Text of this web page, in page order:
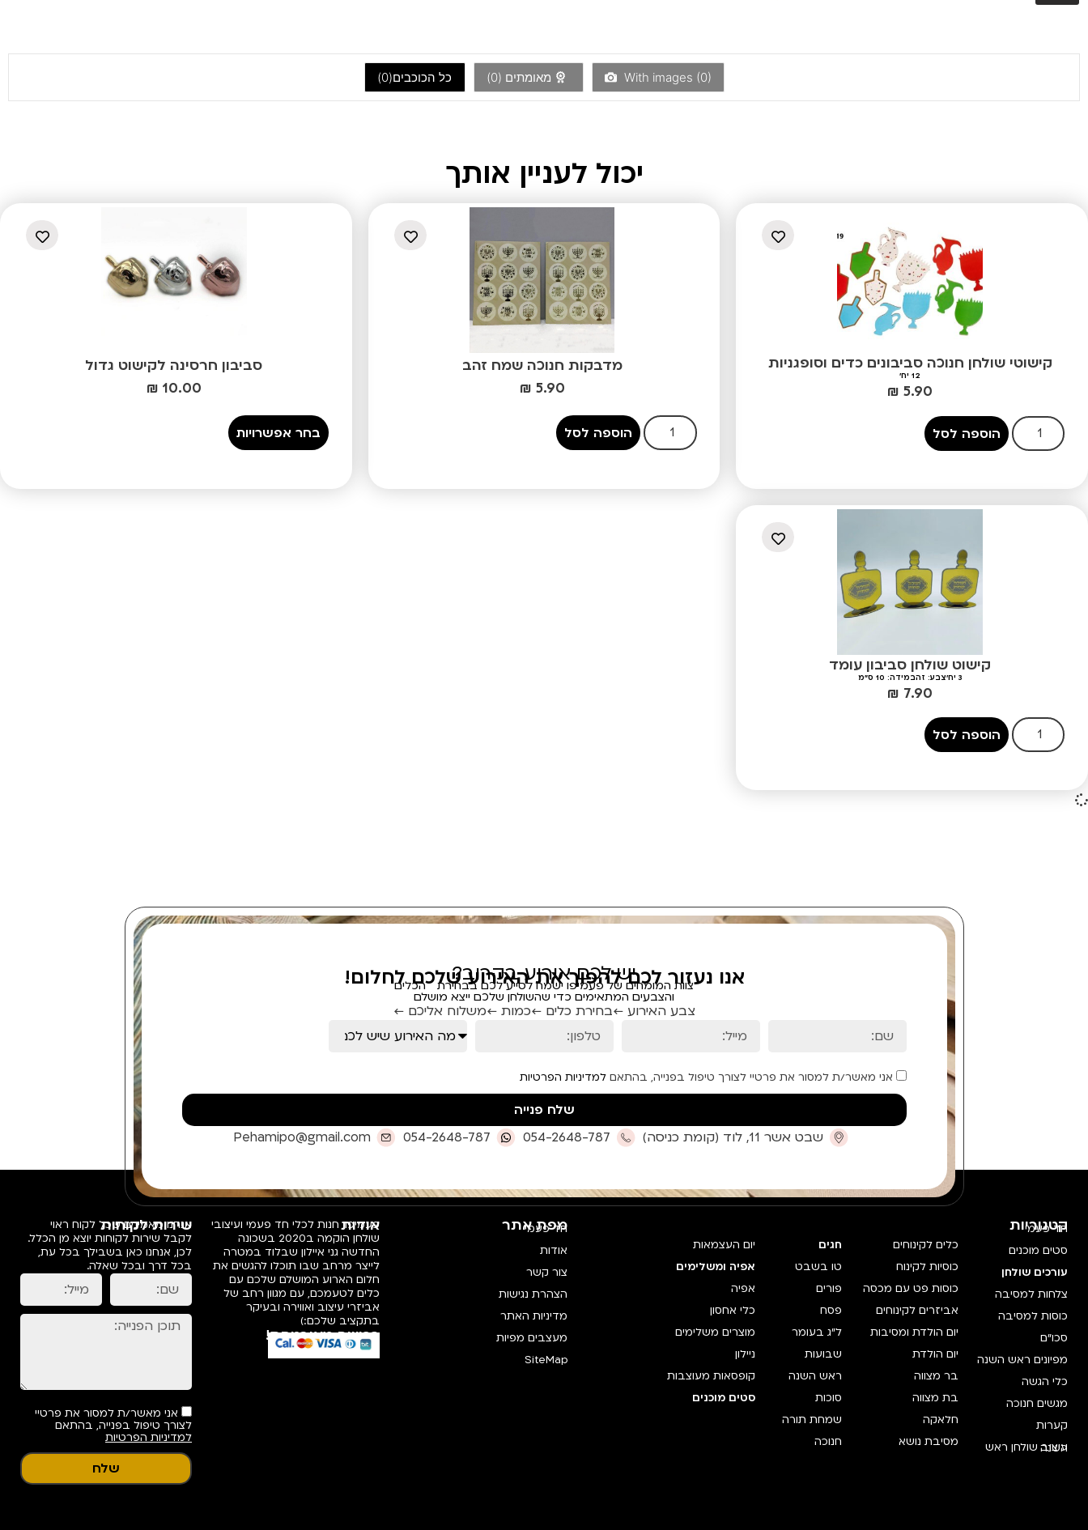
With images (0) מאומתים (0
) כל הכוכבים(0
)
יכול לעניין אותך
קישוטי שולחן חנוכה סביבונים כדים וסופגניות
12 יח'
₪ 5.90
הוספה לסל
מדבקות חנוכה שמח זהב
₪ 5.90
הוספה לסל
סביבון חרסינה לקישוט גדול
₪ 10.00
בחר אפשרויות
קישוט שולחן סביבון עומד
3 יח' צבע: זהבמידה: 10 ס"מ
₪ 7.90
הוספה לסל
יש לכם אירוע בקרוב?
אנו נעזור לכם להפוך את האירוע שלכם לחלום!
צוות המומחים של פעמיפו ישמח לסייע לכם בבחירת הכלים
והצבעים המתאימים כדי שהשולחן שלכם ייצא מושלם
צבע האירוע ←בחירת כלים ←כמות ←משלוח אליכם ←
אני מאשר/ת למסור את פרטיי לצורך טיפול בפנייה, בהתאםלמדיניות הפרטיות
שלח פנייה
שבט אשר 11, לוד (קומת כניסה)
054-2648-787
054-2648-787
Pehamipo@gmail.com
קטגוריות
חד פעמי
סטים מוכנים
עורכים שולחן
צלחות למסיבה
כוסות למסיבה
סכו"ם
מפיונים ראש השנה
כלי הגשה
מגשים חנוכה
קערות
עיצוב שולחן ראש השנה
כלים לקינוחים
כוסיות לקינוח
כוסות פט עם מכסה
אביזרים לקינוחים
יום הולדת ומסיבות
יום הולדת
בר מצווה
בת מצווה
חלאקה
מסיבת נושא
חגים
טו בשבט
פורים
פסח
ל"ג בעומר
שבועות
ראש השנה
סוכות
שמחת תורה
חנוכה
יום העצמאות
אפיה ומשלימים
אפיה
כלי אחסון
מוצרים משלימים
ניילון
קופסאות מעוצבות
סטים מוכנים
מפת אתר
חד פעמי
אודות
צור קשר
הצהרת נגישות
מדיניות האתר
מעצבים מפיות
SiteMap
אודות
פעמיפו, חנות לכלי חד פעמי ועיצובי
שולחן הוקמה ב2020 בשכונה
החדשה גני איילון שבלוד במטרה
לייצר מרחב שבו תוכלו להגשים את
חלום הארוע המושלם שלכם עם
כלים לטעמכם, עם מגוון רחב של
אביזרי עיצוב ואווירה ובעיקר
בתקציב שלכם:)
רכישה מאובטחת!
שירות לקוחות
אנחנו מאמינים שכל לקוח ראוי
לקבל שירות לקוחות יוצא מן הכלל.
לכן, אנחנו כאן בשבילך בכל עת,
בכל דרך ובכל שאלה.
אני מאשר/ת למסור את פרטיי
לצורך טיפול בפנייה, בהתאם
למדיניות הפרטיות
שלח